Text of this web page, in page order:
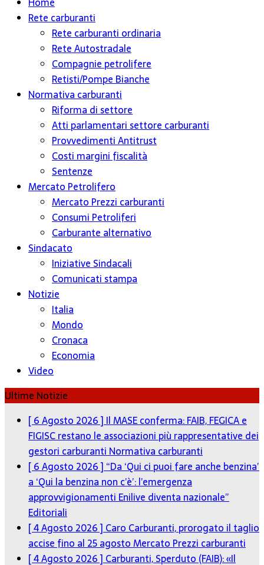
Rete carburanti
Rete carburanti ordinaria
Rete Autostradale
Compagnie petrolifere
Retisti/Pompe Bianche
Normativa carburanti
Riforma di settore
Atti parlamentari settore carburanti
Provvedimenti Antitrust
Costi margini fiscalità
Sentenze
Mercato Petrolifero
Mercato Prezzi carburanti
Consumi Petroliferi
Carburante alternativo
Sindacato
Iniziative Sindacali
Comunicati stampa
Notizie
Italia
Mondo
Cronaca
Economia
Video
Ultime Notizie
[ 6 Agosto 2026 ]Il MASE conferma: FAIB, FEGICA e
FIGISC restano le associazioni più rappresentative dei
gestori carburantiNormativa carburanti
[ 6 Agosto 2026 ]“Da ‘Qui ci puoi fare anche benzina’
a ‘Qui la benzina non c’è’: l’emergenza
approvvigionamenti Enilive diventa nazionale”
Editoriali
[ 4 Agosto 2026 ]Caro Carburanti, prorogato il taglio
accise fino al 25 agostoMercato Prezzi carburanti
[ 4 Agosto 2026 ]Carburanti, Sperduto (FAIB): «Il